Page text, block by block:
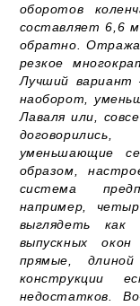
оборотов
составляет 6,6
обратно.
резкое
Лучший
наоборот,
Лаваля или,
уменьшающие
образом,
система
например,
выглядеть
выпускных
прямые,
конструкции
недостатков.